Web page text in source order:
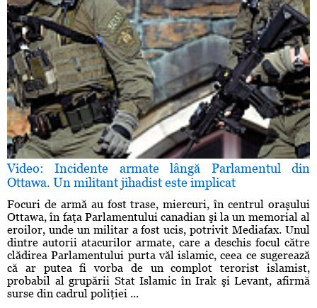
Video: Incidente armate lângă Parlamentul din
Ottawa. Un militant jihadist este implicat
Focuri de armă au fost trase, miercuri, în centrul oraşului
Ottawa, în faţa Parlamentului canadian şi la un memorial al
eroilor, unde un militar a fost ucis, potrivit Mediafax. Unul
dintre autorii atacurilor armate, care a deschis focul către
clădirea Parlamentului purta văl islamic, ceea ce sugerează
că ar putea fi vorba de un complot terorist islamist,
probabil al grupării Stat Islamic în Irak şi Levant, afirmă
surse din cadrul poliţiei ...